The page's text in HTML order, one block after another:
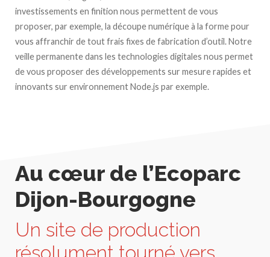
investissements en finition nous permettent de vous
proposer, par exemple, la découpe numérique à la forme pour
vous affranchir de tout frais fixes de fabrication d’outil. Notre
veille permanente dans les technologies digitales nous permet
de vous proposer des développements sur mesure rapides et
innovants sur environnement Node.js par exemple.
Au cœur de l’Ecoparc
Dijon-Bourgogne
Un site de production
résolument tourné vers